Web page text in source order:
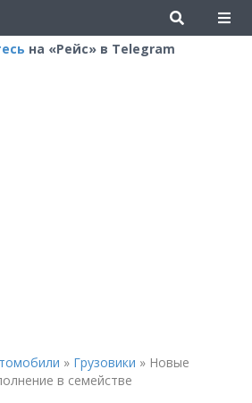
на «Рейс» в Telegram
» Грузовики » Новые
в семействе